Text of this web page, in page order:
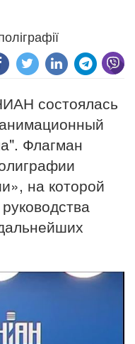
состоялась
Флагман
на которой